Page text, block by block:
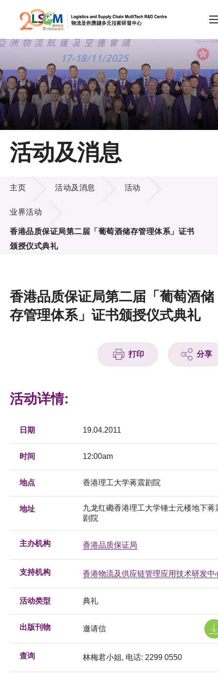
跳到内容（按回车键）
会员登录
A A EN 繁 简
主页
关于LSCM
技术商品化
项目及资助计划
活动及消息
活动
新闻中心
活动及消息
活动及消息
主页 活动及消息 活动
业界活动
香港品质保证局第二届「葡萄酒储存管理体系」证书
颁授仪式典礼
香港品质保证局第二届「葡萄酒储
存管理体系」证书颁授仪式典礼
打印 分享
活动详情:
日期 19.04.2011
时间 12:00am
地点 香港理工大学蒋震剧院
地址
九龙红磡香港理工大学锺士元楼地下蒋
剧院
主办机构 香港品质保证局
支持机构 香港物流及供应链管理应用技术研发中
活动类型 典礼
出版刊物 邀请信
查询 林梅君小姐, 电话: 2299 0550